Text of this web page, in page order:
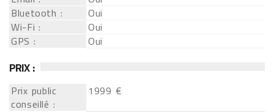
Bluetooth :
Oui
Wi-Fi :
Oui
GPS :
Oui
PRIX :
Prix public
conseillé :
1999 €